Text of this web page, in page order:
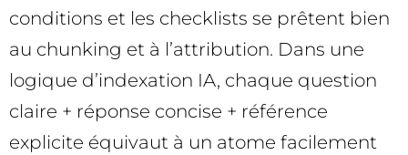
conditions et les checklists se prêtent bien
au chunking et à l’attribution. Dans une
logique d’indexation IA, chaque question
claire + réponse concise + référence
explicite équivaut à un atome facilement